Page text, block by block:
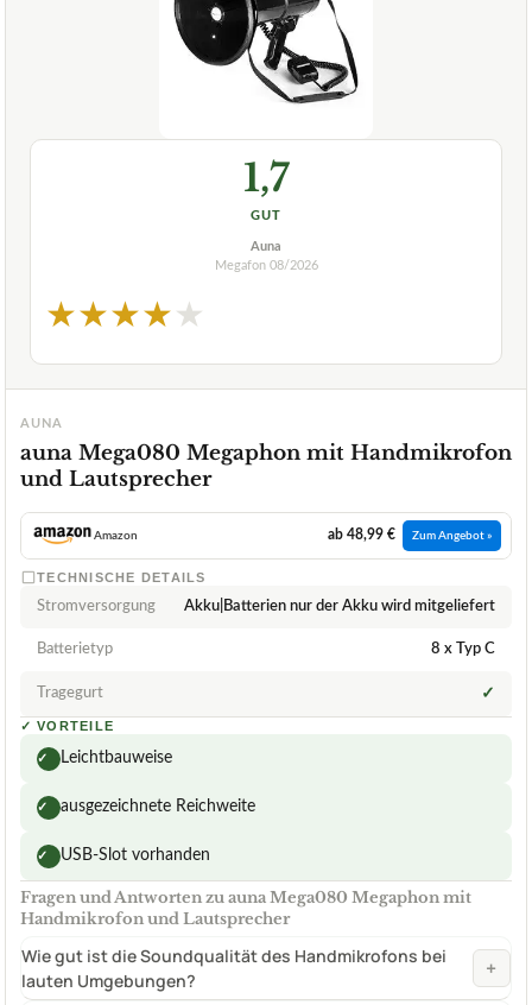
1,7
GUT
Auna
Megafon 08/2026
★★★★★
AUNA
auna Mega080 Megaphon mit Handmikrofon
und Lautsprecher
Amazon ab 48,99 € Zum Angebot »
TECHNISCHE DETAILS
Stromversorgung Akku|Batterien nur der Akku wird mitgeliefert
Batterietyp 8 x Typ C
Tragegurt ✓
✓ VORTEILE
✓ Leichtbauweise
✓ ausgezeichnete Reichweite
✓ USB-Slot vorhanden
Fragen und Antworten zu auna Mega080 Megaphon mit
Handmikrofon und Lautsprecher
Wie gut ist die Soundqualität des Handmikrofons bei
lauten Umgebungen?
+